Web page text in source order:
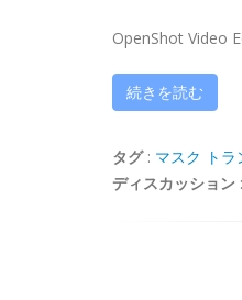
OpenShot Video
続きを読む
タグ: マスク ト
ディスカッション :